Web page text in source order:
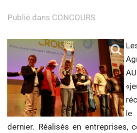
Publié dans CONCOURS
dernier. Réalisés en entreprises,